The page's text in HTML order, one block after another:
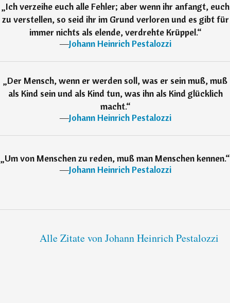
„Ich verzeihe euch alle Fehler; aber wenn ihr anfangt, euch
zu verstellen, so seid ihr im Grund verloren und es gibt für
immer nichts als elende, verdrehte Krüppel.“
―Johann Heinrich Pestalozzi
„Der Mensch, wenn er werden soll, was er sein muß, muß
als Kind sein und als Kind tun, was ihn als Kind glücklich
macht.“
―Johann Heinrich Pestalozzi
„Um von Menschen zu reden, muß man Menschen kennen.“
―Johann Heinrich Pestalozzi
Alle Zitate von Johann Heinrich Pestalozzi